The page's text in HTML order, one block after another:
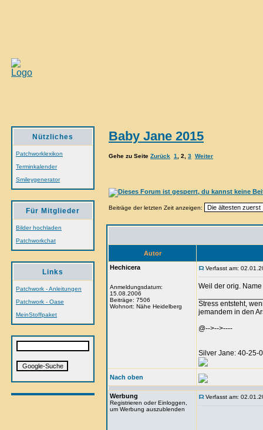
Nützliches
Patchworklexikon
Terminkalender
Smileygenerator
Für Mitglieder
Bilder hochladen
Patchworkchat
Links
Patchwork - Anleitungen
Patchwork - Oase
MeinStoffpaket
Baby Jane 2015
Gehe zu Seite Zurück 1 2 3 Weiter
Beiträge der letzten Zeit anzeigen:
Autor
Hechicera
Anmeldungsdatum:
15.08.2006
Beiträge: 7506
Wohnort: Nähe Heidelberg
Verfasst am:
Weil der orig.
Stress entsteht,
jemandem in den
@-->-->----
Silver Jane: 40-25-
Nach oben
Werbung
Registrieren oder Einloggen,
um Werbung auszublenden
Verfasst am: